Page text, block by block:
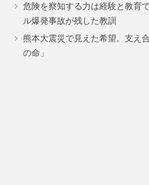
危険を察知する力は経験と教育
ル爆発事故が残した教訓
熊本大震災で見えた希望。支え
の命」